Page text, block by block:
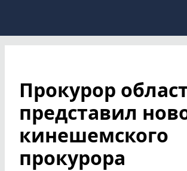
Прокурор
представил
кинешемского
прокурора